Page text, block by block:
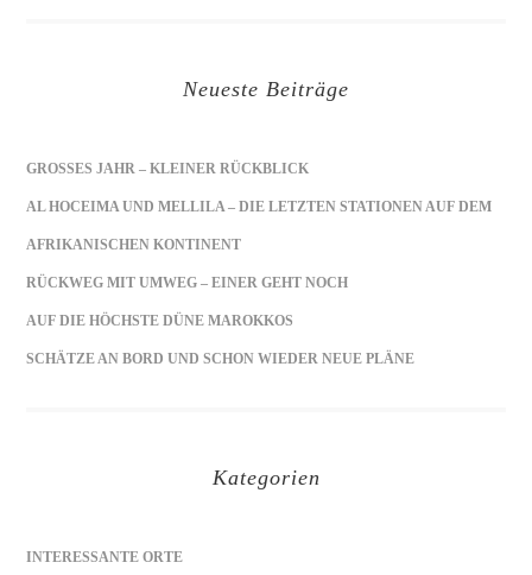
Neueste Beiträge
GROSSES JAHR – KLEINER RÜCKBLICK
AL HOCEIMA UND MELLILA – DIE LETZTEN STATIONEN AUF DEM
AFRIKANISCHEN KONTINENT
RÜCKWEG MIT UMWEG – EINER GEHT NOCH
AUF DIE HÖCHSTE DÜNE MAROKKOS
SCHÄTZE AN BORD UND SCHON WIEDER NEUE PLÄNE
Kategorien
INTERESSANTE ORTE